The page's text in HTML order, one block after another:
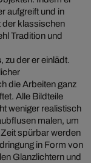
aufgreift und in
der klassischen
Tradition und
, zu der er einlädt.
die Arbeiten ganz
Alle Bildteile
weniger realistisch
malen, um
spürbar werden
in Form von
Glanzlichtern und